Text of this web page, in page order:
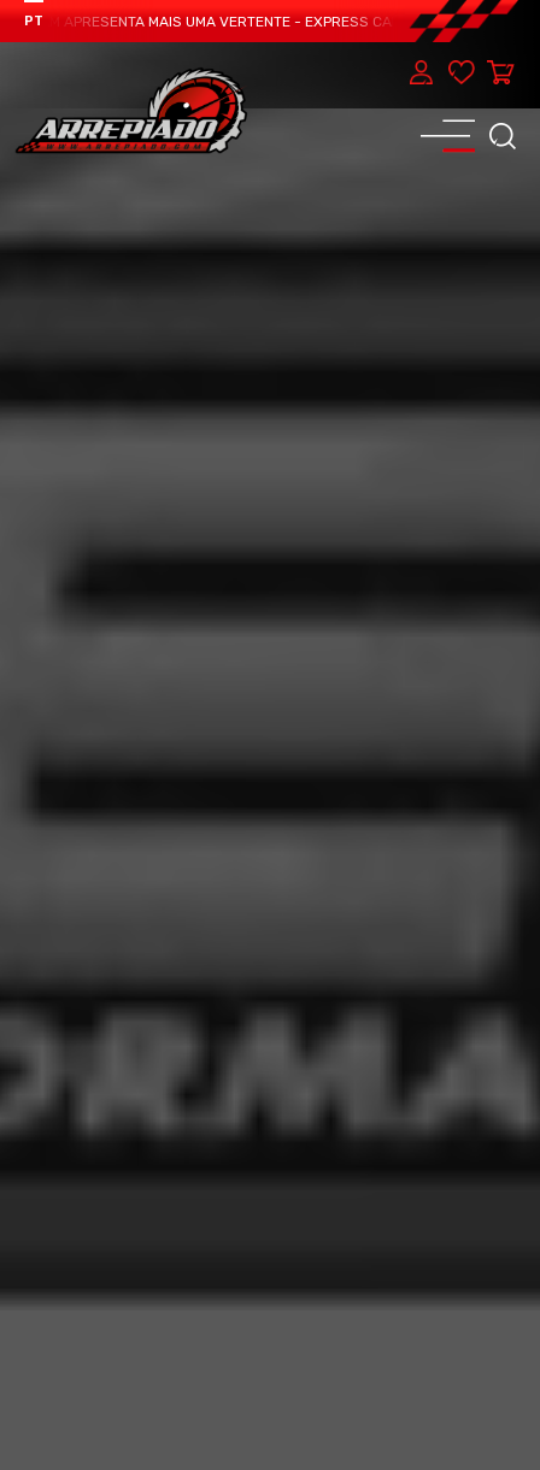
PTAPRESENTA MAIS UMA VERTENTE - EXPRESS CAR SERVICE,